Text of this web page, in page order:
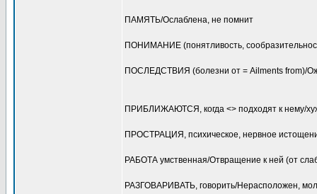
ПАМЯТЬ/Ослаблена, не помнит
ПОНИМАНИЕ (понятливость,
ПОСЛЕДСТВИЯ (болезни от = Ailments from)/
ПРИБЛИЖАЮТСЯ, когда <> подходят к нему/
ПРОСТРАЦИЯ, психическое, нервное
РАБОТА умственная/Отвращение к ней (от
РАЗГОВАРИВАТЬ, говорить/Нерасположен,